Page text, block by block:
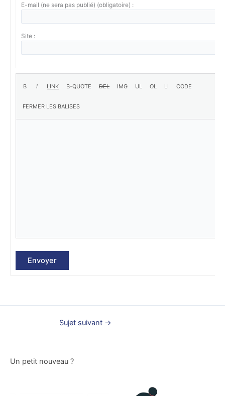
E-mail (ne sera pas publié) (obligatoire) :
Site :
Envoyer
Sujet suivant →
Un petit nouveau ?